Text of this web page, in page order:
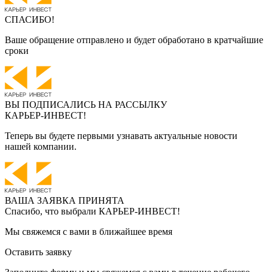
СПАСИБО!
Ваше обращение отправлено и будет обработано в кратчайшие
сроки
ВЫ ПОДПИСАЛИСЬ НА РАССЫЛКУ
КАРЬЕР-ИНВЕСТ!
Теперь вы будете первыми узнавать актуальные новости
нашей компании.
ВАША ЗАЯВКА ПРИНЯТА
Спасибо, что выбрали КАРЬЕР-ИНВЕСТ!
Мы свяжемся с вами в ближайшее время
Оставить заявку